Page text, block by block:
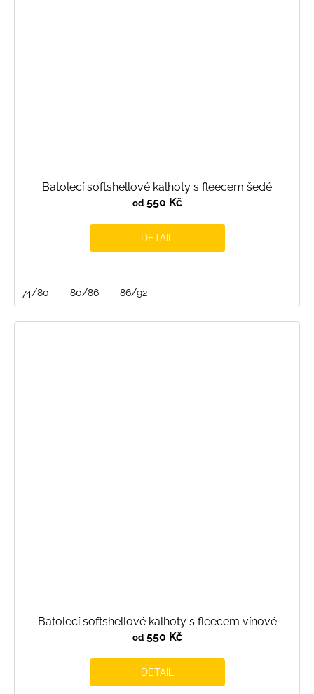
Batolecí softshellové kalhoty s fleecem šedé
od550 Kč
DETAIL
74/80 80/86 86/92
Batolecí softshellové kalhoty s fleecem vínové
od550 Kč
DETAIL